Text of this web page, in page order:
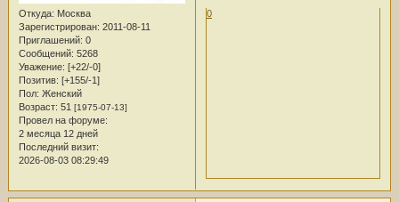
Откуда: Москва
Зарегистрирован: 2011-08-11
Приглашений: 0
Сообщений: 5268
Уважение: [+22/-0]
Позитив: [+155/-1]
Пол: Женский
Возраст: 51 [1975-07-13]
Провел на форуме:
2 месяца 12 дней
Последний визит:
2026-08-03 08:29:49
0